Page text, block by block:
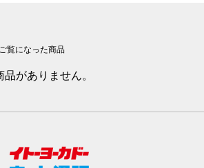
覧になった商品
がありません。